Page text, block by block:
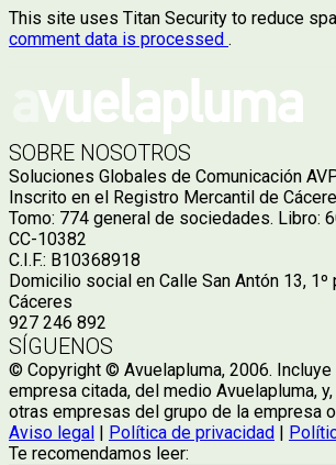
This site uses Titan Security to reduce
comment data is processed .
SOBRE NOSOTROS
Soluciones Globales de Comunicación
Inscrito en el Registro Mercantil de
Tomo: 774 general de sociedades. Libro:
CC-10382
C.I.F.: B10368918
Domicilio social en Calle San Antón 13, 1º
Cáceres
927 246 892
SÍGUENOS
© Copyright © Avuelapluma, 2006.
empresa citada, del medio Avuelapluma,
otras empresas del grupo de la empresa
Aviso legal | Política de privacidad |
Te recomendamos leer: